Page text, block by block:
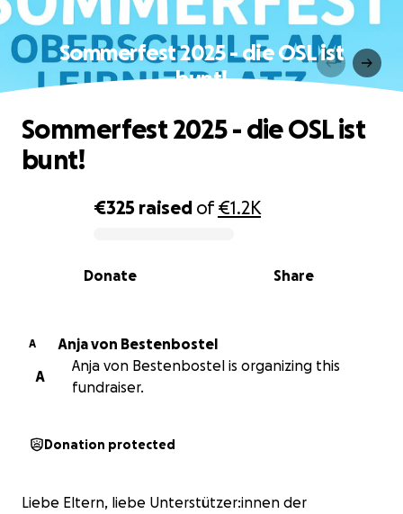
Sommerfest 2025 - die OSL ist
bunt!
0% complete
€325 raised of€1.2K
Share
Donate
Sommerfest 2025 - die OSL ist
bunt!
A
Anja von Bestenbostel
A
Anja von Bestenbostel is organizing this
fundraiser.
Donation protected
Liebe Eltern, liebe Unterstützer:innen der